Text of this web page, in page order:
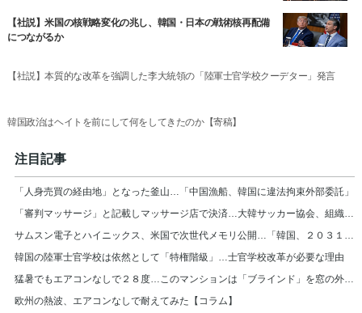
【社説】米国の核戦略変化の兆し、韓国・日本の戦術核再配備
につながるか
【社説】本質的な改革を強調した李大統領の「陸軍士官学校クーデター」発言
韓国政治はヘイトを前にして何をしてきたのか【寄稿】
注目記事
「人身売買の経由地」となった釜山…「中国漁船、韓国に違法拘束外部委託」
韓国の陸軍士官学校は依然として「特権階級」…士官学校改革が必要な理由
猛暑でもエアコンなしで２８度…このマンションは「ブラインド」を窓の外に設置＝韓国
欧州の熱波、エアコンなしで耐えてみた【コラム】